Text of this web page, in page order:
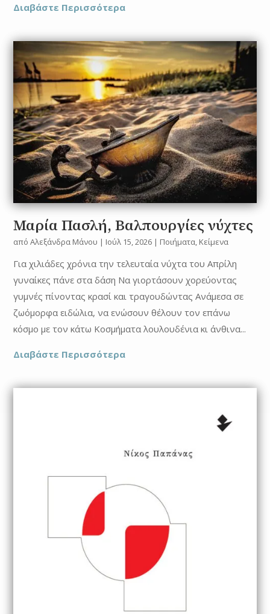
Διαβάστε Περισσότερα
Μαρία Πασλή, Βαλπουργίες νύχτες
απόΑλεξάνδρα Μάνου | Ιούλ 15, 2026 | Ποιήματα, Κείμενα
Για χιλιάδες χρόνια την τελευταία νύχτα του Απρίλη
γυναίκες πάνε στα δάση Να γιορτάσουν χορεύοντας
γυμνές πίνοντας κρασί και τραγουδώντας Ανάμεσα σε
ζωόμορφα ειδώλια, να ενώσουν θέλουν τον επάνω
κόσμο με τον κάτω Κοσμήματα λουλουδένια κι άνθινα...
Διαβάστε Περισσότερα